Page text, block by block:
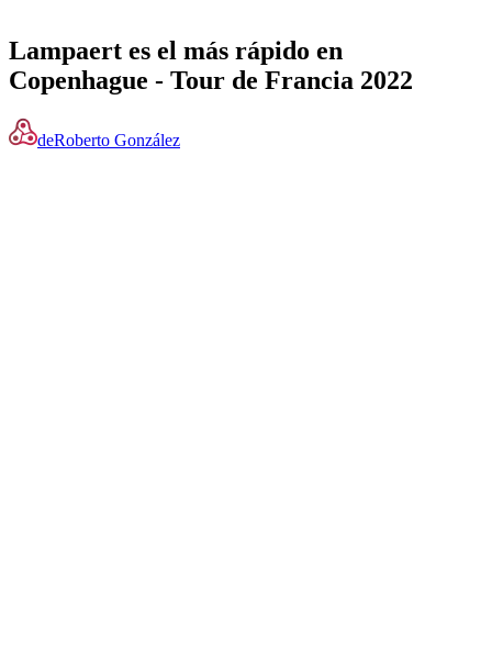
Lampaert es el más rápido en
Copenhague - Tour de Francia 2022
deRoberto González